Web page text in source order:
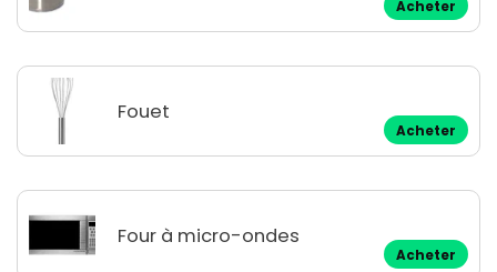
Acheter
Fouet
Acheter
Four à micro-ondes
Acheter